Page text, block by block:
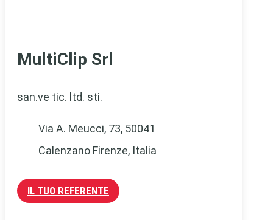
MultiClip Srl
san.ve tic. ltd. sti.
Via A. Meucci, 73, 50041
Calenzano Firenze, Italia
IL TUO REFERENTE